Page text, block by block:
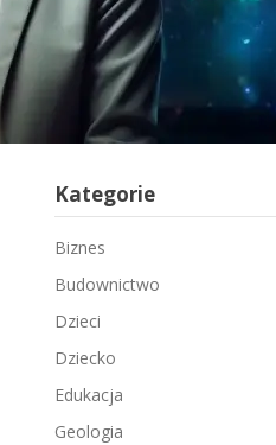
Kategorie
Biznes
Budownictwo
Dzieci
Dziecko
Edukacja
Geologia